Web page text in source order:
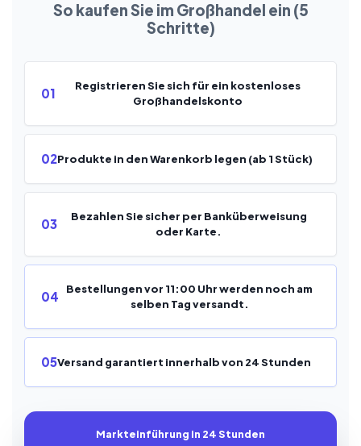
So kaufen Sie im Großhandel ein (5
Schritte)
01
Registrieren Sie sich für ein kostenloses
Großhandelskonto
02Produkte in den Warenkorb legen (ab 1 Stück)
03
Bezahlen Sie sicher per Banküberweisung
oder Karte.
04
Bestellungen vor 11:00 Uhr werden noch am
selben Tag versandt.
05Versand garantiert innerhalb von 24 Stunden
Markteinführung in 24 Stunden